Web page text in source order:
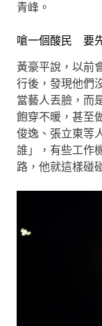
青峰。
嗆一個酸民 要
黃豪平說，以前
行後，發現他們
當藝人丟臉，而
飽穿不暖，甚至
俊逸、張立東等
誰」，有些工作
路，他就這樣碰